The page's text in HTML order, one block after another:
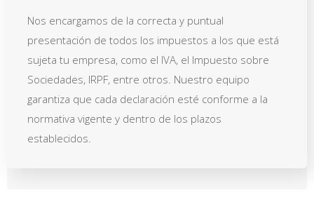
Nos encargamos de la correcta y puntual
presentación de todos los impuestos a los que está
sujeta tu empresa, como el IVA, el Impuesto sobre
Sociedades, IRPF, entre otros. Nuestro equipo
garantiza que cada declaración esté conforme a la
normativa vigente y dentro de los plazos
establecidos.